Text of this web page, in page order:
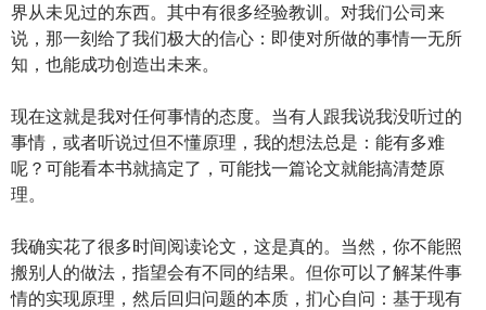
界从未见过的东西。其中有很多经验教训。对我们公司来
说，那一刻给了我们极大的信心：即使对所做的事情一无所
知，也能成功创造出未来。
现在这就是我对任何事情的态度。当有人跟我说我没听过的
事情，或者听说过但不懂原理，我的想法总是：能有多难
呢？可能看本书就搞定了，可能找一篇论文就能搞清楚原
理。
我确实花了很多时间阅读论文，这是真的。当然，你不能照
搬别人的做法，指望会有不同的结果。但你可以了解某件事
情的实现原理，然后回归问题的本质，扪心自问：基于现有